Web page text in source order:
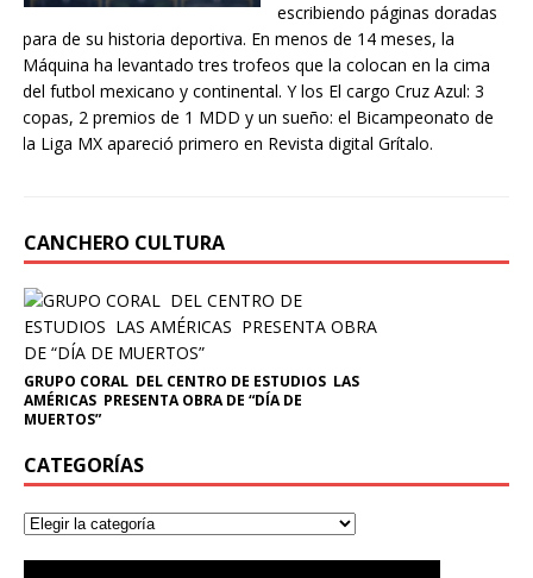
escribiendo páginas doradas
para de su historia deportiva. En menos de 14 meses, la
Máquina ha levantado tres trofeos que la colocan en la cima
del futbol mexicano y continental. Y los El cargo Cruz Azul: 3
copas, 2 premios de 1 MDD y un sueño: el Bicampeonato de
la Liga MX apareció primero en Revista digital Grítalo.
CANCHERO CULTURA
GRUPO CORAL DEL CENTRO DE ESTUDIOS LAS
AMÉRICAS PRESENTA OBRA DE “DÍA DE
MUERTOS”
CATEGORÍAS